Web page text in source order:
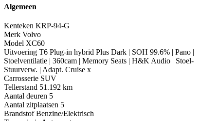
Algemeen
Kenteken KRP-94-G
Merk Volvo
Model XC60
Uitvoering T6 Plug-in hybrid Plus Dark | SOH 99.6% | Pano |
Stoelventilatie | 360cam | Memory Seats | H&K Audio | Stoel-
Stuurverw. | Adapt. Cruise x
Carrosserie SUV
Tellerstand 51.192 km
Aantal deuren 5
Aantal zitplaatsen 5
Brandstof Benzine/Elektrisch